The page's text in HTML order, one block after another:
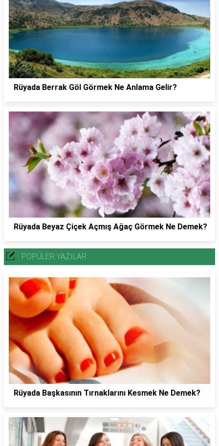
Rüyada Berrak Göl Görmek Ne Anlama Gelir?
Rüyada Beyaz Çiçek Açmış Ağaç Görmek Ne Demek?
POPÜLER YAZILAR
Rüyada Başkasının Tırnaklarını Kesmek Ne Demek?